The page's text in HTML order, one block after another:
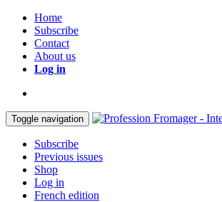
Home
Subscribe
Contact
About us
Log in
Toggle navigation
Subscribe
Previous issues
Shop
Log in
French edition